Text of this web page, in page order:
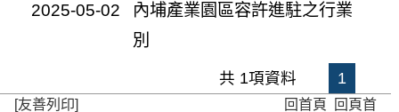
2025-05-02
內埔產業園區容許進駐之行業
別
共 1項資料 1
[友善列印] 回首頁 回頁首